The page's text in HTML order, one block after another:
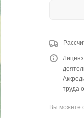
труда
Вы можете